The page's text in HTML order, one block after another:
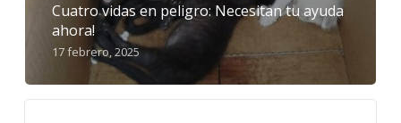
Cuatro vidas en peligro: Necesitan tu ayuda
ahora!
17 febrero, 2025